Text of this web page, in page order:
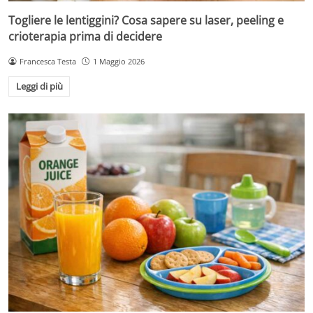
Togliere le lentiggini? Cosa sapere su laser, peeling e
crioterapia prima di decidere
Francesca Testa 1 Maggio 2026
Leggi di più